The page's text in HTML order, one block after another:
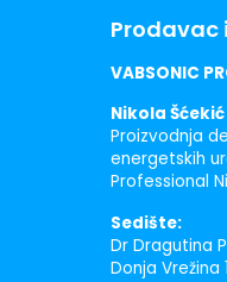
Prodavac
VABSONIC
Nikola Šćekić
Proizvodnja
energetskih
Professional
Sedište:
Dr Dragutina
Donja Vrežina